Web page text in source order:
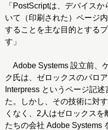
「PostScriptは、デバイス
いて（印刷された）ページ
することを主な目的とする
す」
Adobe Systems 設立前、
ク氏は、ゼロックスのパロ
Interpress というページ記
た。しかし、その技術に対
くなく、2人はゼロックス
たちの会社 Adobe Systems